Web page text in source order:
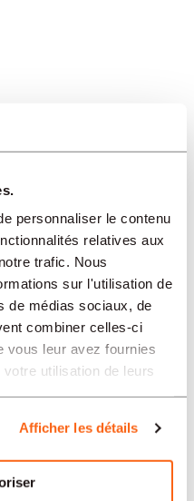
personnaliser le contenu
relatives aux
trafic. Nous
sur l'utilisation de
de médias sociaux, de
combiner celles-ci
vous leur avez fournies
utilisation de leurs
Afficher les détails
en Suisse